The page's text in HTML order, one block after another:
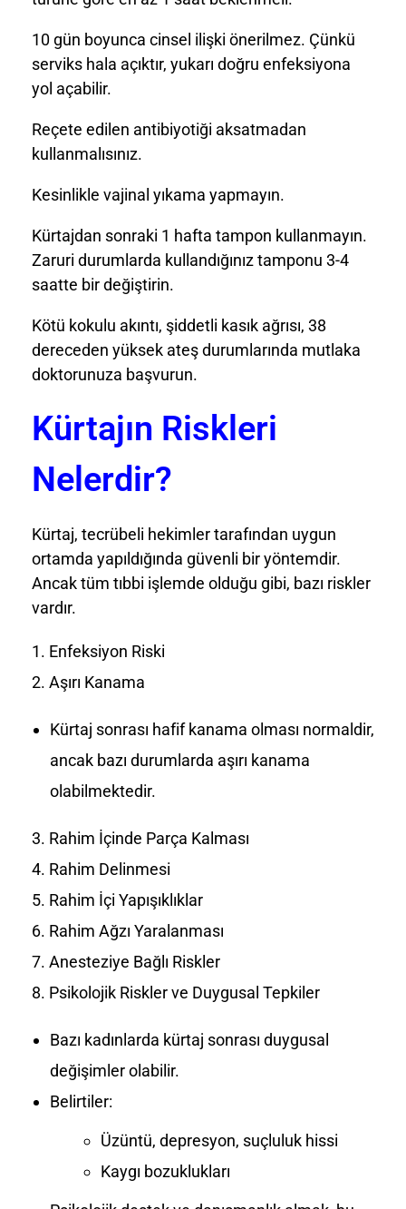
10 gün boyunca cinsel ilişki önerilmez. Çünkü
serviks hala açıktır, yukarı doğru enfeksiyona
yol açabilir.
Reçete edilen antibiyotiği aksatmadan
kullanmalısınız.
Kesinlikle vajinal yıkama yapmayın.
Kürtajdan sonraki 1 hafta tampon kullanmayın.
Zaruri durumlarda kullandığınız tamponu 3-4
saatte bir değiştirin.
Kötü kokulu akıntı, şiddetli kasık ağrısı, 38
dereceden yüksek ateş durumlarında mutlaka
doktorunuza başvurun.
Kürtajın Riskleri
Nelerdir?
Kürtaj, tecrübeli hekimler tarafından uygun
ortamda yapıldığında güvenli bir yöntemdir.
Ancak tüm tıbbi işlemde olduğu gibi, bazı riskler
vardır.
Enfeksiyon Riski
Aşırı Kanama
Kürtaj sonrası hafif kanama olması normaldir,
ancak bazı durumlarda aşırı kanama
olabilmektedir.
Rahim İçinde Parça Kalması
Rahim Delinmesi
Rahim İçi Yapışıklıklar
Rahim Ağzı Yaralanması
Anesteziye Bağlı Riskler
Psikolojik Riskler ve Duygusal Tepkiler
Bazı kadınlarda kürtaj sonrası duygusal
değişimler olabilir.
Belirtiler:
Üzüntü, depresyon, suçluluk hissi
Kaygı bozuklukları